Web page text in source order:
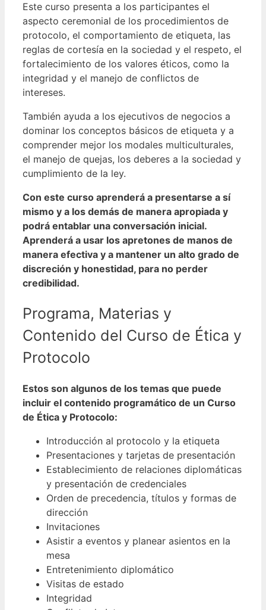
Este curso presenta a los participantes el
aspecto ceremonial de los procedimientos de
protocolo, el comportamiento de etiqueta, las
reglas de cortesía en la sociedad y el respeto, el
fortalecimiento de los valores éticos, como la
integridad y el manejo de conflictos de
intereses.
También ayuda a los ejecutivos de negocios a
dominar los conceptos básicos de etiqueta y a
comprender mejor los modales multiculturales,
el manejo de quejas, los deberes a la sociedad y
cumplimiento de la ley.
Con este curso aprenderá a presentarse a sí
mismo y a los demás de manera apropiada y
podrá entablar una conversación inicial.
Aprenderá a usar los apretones de manos de
manera efectiva y a mantener un alto grado de
discreción y honestidad, para no perder
credibilidad.
Programa, Materias y
Contenido del Curso de Ética y
Protocolo
Estos son algunos de los temas que puede
incluir el contenido programático de un Curso
de Ética y Protocolo:
Introducción al protocolo y la etiqueta
Presentaciones y tarjetas de presentación
Establecimiento de relaciones diplomáticas
y presentación de credenciales
Orden de precedencia, títulos y formas de
dirección
Invitaciones
Asistir a eventos y planear asientos en la
mesa
Entretenimiento diplomático
Visitas de estado
Integridad